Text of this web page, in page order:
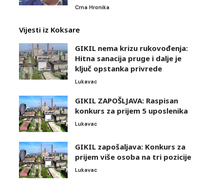
Crna Hronika
Vijesti iz Koksare
GIKIL nema krizu rukovođenja:
Hitna sanacija pruge i dalje je
ključ opstanka privrede
Lukavac
GIKIL ZAPOŠLJAVA: Raspisan
konkurs za prijem 5 uposlenika
Lukavac
GIKIL zapošaljava: Konkurs za
prijem više osoba na tri pozicije
Lukavac